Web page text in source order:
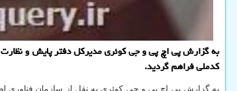
به گزارش پی اچ پی و جی کوئری مدیرکل دفتر پایش و نظارت بر
کدملی فراهم گردید.
به گزارش پی اچ پی و جی کوئری به نقل از سازمان فناوری